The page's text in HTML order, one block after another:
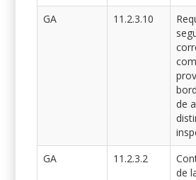
GA
11.2.3.10
de
GA
11.2.3.2
de